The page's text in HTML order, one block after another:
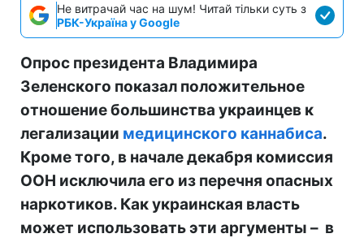
Не витрачай час на шум! Читай тільки суть з
РБК-Україна у Google
Опрос президента Владимира
Зеленского показал положительное
отношение большинства украинцев к
легализации медицинского каннабиса.
Кроме того, в начале декабря комиссия
ООН исключила его из перечня опасных
наркотиков. Как украинская власть
может использовать эти аргументы – в